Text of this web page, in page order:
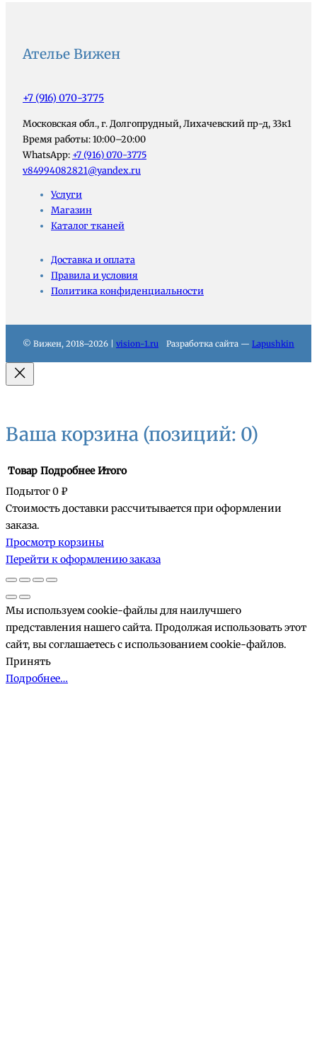
Ателье Вижен
+7 (916) 070-3775
Московская обл., г. Долгопрудный, Лихачевский пр-д, 33к1
Время работы: 10:00–20:00
WhatsApp: +7 (916) 070-3775
v84994082821@yandex.ru
Услуги
Магазин
Каталог тканей
Доставка и оплата
Правила и условия
Политика конфиденциальности
© Вижен, 2018–2026 | vision-1.ru Разработка сайта — Lapushkin
Ваша корзина (позиций: 0)
Товары
в
корзине
Товар Подробнее Итого
Подытог0 ₽
Стоимость доставки рассчитывается при оформлении
заказа.
Просмотр корзины
Перейти к оформлению заказа
Мы используем cookie-файлы для наилучшего
представления нашего сайта. Продолжая использовать этот
сайт, вы соглашаетесь с использованием cookie-файлов.
Принять
Подробнее…